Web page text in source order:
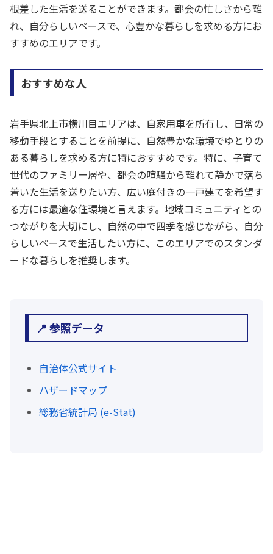
根差した生活を送ることができます。都会の忙しさから離
れ、自分らしいペースで、心豊かな暮らしを求める方にお
すすめのエリアです。
おすすめな人
岩手県北上市横川目エリアは、自家用車を所有し、日常の
移動手段とすることを前提に、自然豊かな環境でゆとりの
ある暮らしを求める方に特におすすめです。特に、子育て
世代のファミリー層や、都会の喧騒から離れて静かで落ち
着いた生活を送りたい方、広い庭付きの一戸建てを希望す
る方には最適な住環境と言えます。地域コミュニティとの
つながりを大切にし、自然の中で四季を感じながら、自分
らしいペースで生活したい方に、このエリアでのスタンダ
ードな暮らしを推奨します。
📍 参照データ
自治体公式サイト
ハザードマップ
総務省統計局 (e-Stat)